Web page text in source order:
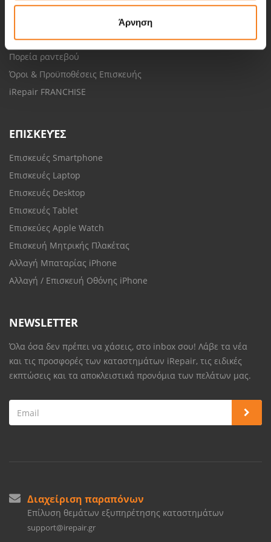
Άρνηση
Δωρεάν αποστολή
Αξιολόγηση ικανοποίησης πελάτη
Πορεία επισκευής
Πορεία ραντεβού
Όροι & Προϋποθέσεις Επισκευής
iRepair FRANCHISE
ΕΠΙΣΚΕΥΈΣ
Επισκευές Smartphone
Επισκευές Laptop
Επισκευές Desktop
Επισκευές Tablet
Επισκεύες Apple Watch
Επισκευή Μητρικής Πλακέτας
Αλλαγή Μπαταρίας iPhone
Αλλαγή / Επισκευή Οθόνης iPhone
NEWSLETTER
Όλα όσα δεν πρέπει να χάσεις, στο inbox σου! Λάβε τα νέα
και τις προσφορές των καταστημάτων iRepair, τις ειδικές
εκπτώσεις και τα αποκλειστικά προνόμια των πελάτων μας.
Διαχείριση παραπόνων
Επίλυση θεμάτων εξυπηρέτησης καταστημάτων
support@irepair.gr